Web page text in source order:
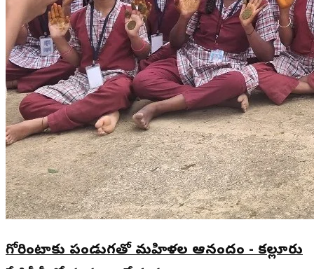
గోరింటాకు పండుగతో మహిళల ఆనందం - కల్లూరు